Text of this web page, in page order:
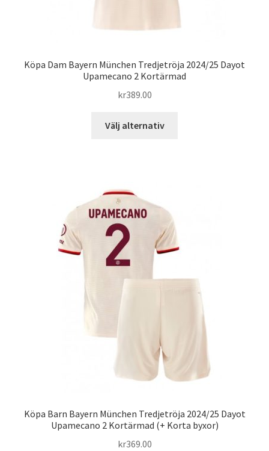
Köpa Dam Bayern München Tredjetröja 2024/25 Dayot
Upamecano 2 Kortärmad
kr389.00
Välj alternativ
kan
Köpa Barn Bayern München Tredjetröja 2024/25 Dayot
Upamecano 2 Kortärmad (+ Korta byxor)
kr369.00